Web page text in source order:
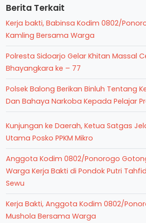
Berita Terkait
Kerja bakti, Babinsa Kodim 0802/
Kamling Bersama Warga
Polresta Sidoarjo Gelar Khitan Massal
Bhayangkara ke – 77
Polsek Balong Berikan Binluh Tentang
Dan Bahaya Narkoba Kepada Pelajar
Kunjungan ke Daerah, Ketua Satgas
Utama Posko PPKM Mikro
Anggota Kodim 0802/Ponorogo
Warga Kerja Bakti di Pondok Putri
Sewu
Kerja Bakti, Anggota Kodim 0802/
Mushola Bersama Warga